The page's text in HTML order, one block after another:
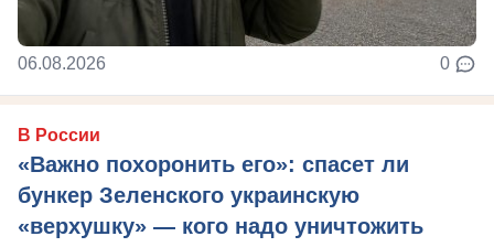
06.08.2026 0
В России
«Важно похоронить его»: спасет ли
бункер Зеленского украинскую
«верхушку» — кого надо уничтожить